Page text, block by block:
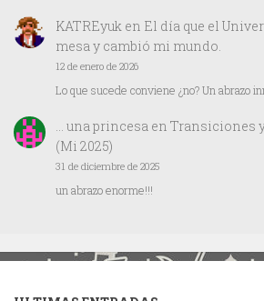
KATREyuken El día que el
mesa y cambió mi mundo.
12 de enero de 2026
Lo que sucede conviene ¿no? Un abrazo
… una princesa en Transiciones
(Mi 2025)
31 de diciembre de 2025
un abrazo enorme!!!